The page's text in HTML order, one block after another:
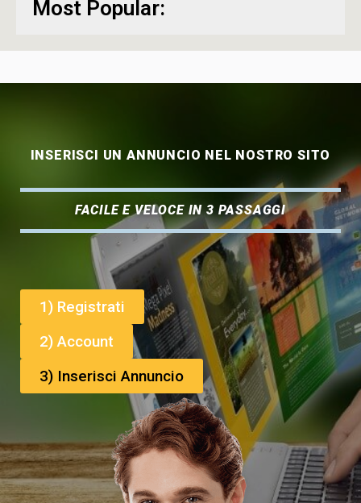
Most Popular:
INSERISCI UN ANNUNCIO NEL NOSTRO SITO
FACILE E VELOCE IN 3 PASSAGGI
1) Registrati
2) Account
3) Inserisci Annuncio